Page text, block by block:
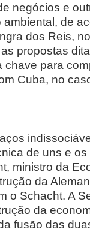
negócios e
de
dos Reis,
propostas
chave para
Cuba, no
de uns e
ministro da
da
o Schacht. A
da
fusão das